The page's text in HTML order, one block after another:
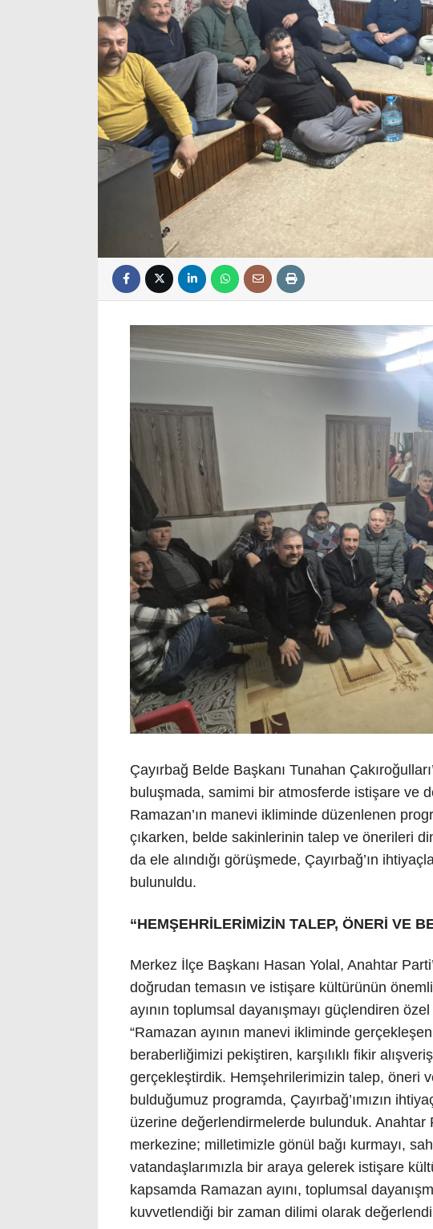
Çayırbağ Belde Başkanı Tunahan
buluşmada, samimi bir atmosferde istişare ve
Ramazan’ın manevi ikliminde düzenlenen
çıkarken, belde sakinlerinin talep ve önerileri
da ele alındığı görüşmede, Çayırbağ’ın
bulunuldu.
“HEMŞEHRİLERİMİZİN TALEP, ÖNERİ VE
Merkez İlçe Başkanı Hasan Yolal, Anahtar
doğrudan temasın ve istişare kültürünün
ayının toplumsal dayanışmayı güçlendiren
“Ramazan ayının manevi ikliminde
beraberliğimizi pekiştiren, karşılıklı fikir
gerçekleştirdik. Hemşehrilerimizin talep, öneri
bulduğumuz programda, Çayırbağ’ımızın
üzerine değerlendirmelerde bulunduk. Anahtar
merkezine; milletimizle gönül bağı kurmayı,
vatandaşlarımızla bir araya gelerek istişare
kapsamda Ramazan ayını, toplumsal
kuvvetlendiği bir zaman dilimi olarak